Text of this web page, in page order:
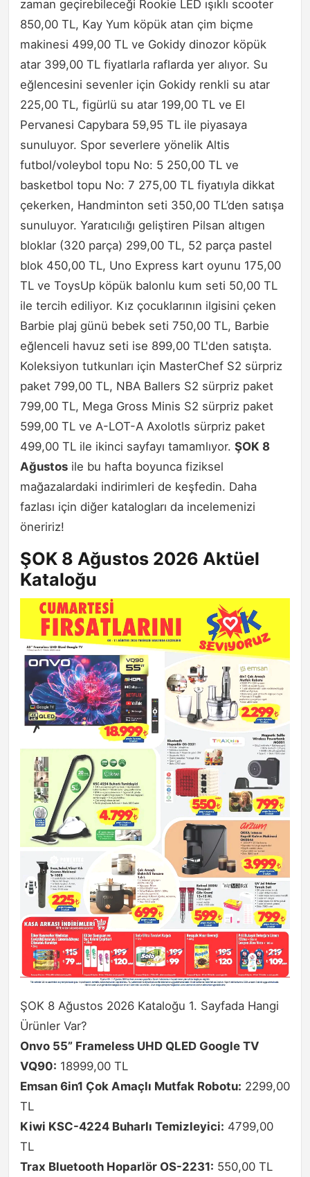
zaman geçirebileceği Rookie LED ışıklı scooter
850,00 TL, Kay Yum köpük atan çim biçme
makinesi 499,00 TL ve Gokidy dinozor köpük
atar 399,00 TL fiyatlarla raflarda yer alıyor. Su
eğlencesini sevenler için Gokidy renkli su atar
225,00 TL, figürlü su atar 199,00 TL ve El
Pervanesi Capybara 59,95 TL ile piyasaya
sunuluyor. Spor severlere yönelik Altis
futbol/voleybol topu No: 5 250,00 TL ve
basketbol topu No: 7 275,00 TL fiyatıyla dikkat
çekerken, Handminton seti 350,00 TL’den satışa
sunuluyor. Yaratıcılığı geliştiren Pilsan altıgen
bloklar (320 parça) 299,00 TL, 52 parça pastel
blok 450,00 TL, Uno Express kart oyunu 175,00
TL ve ToysUp köpük balonlu kum seti 50,00 TL
ile tercih ediliyor. Kız çocuklarının ilgisini çeken
Barbie plaj günü bebek seti 750,00 TL, Barbie
eğlenceli havuz seti ise 899,00 TL'den satışta.
Koleksiyon tutkunları için MasterChef S2 sürpriz
paket 799,00 TL, NBA Ballers S2 sürpriz paket
799,00 TL, Mega Gross Minis S2 sürpriz paket
599,00 TL ve A-LOT-A Axolotls sürpriz paket
499,00 TL ile ikinci sayfayı tamamlıyor. ŞOK 8
Ağustos ile bu hafta boyunca fiziksel
mağazalardaki indirimleri de keşfedin. Daha
fazlası için diğer katalogları da incelemenizi
öneririz!
ŞOK 8 Ağustos 2026 Aktüel
Kataloğu
ŞOK 8 Ağustos 2026 Kataloğu 1. Sayfada Hangi
Ürünler Var?
Onvo 55” Frameless UHD QLED Google TV
VQ90: 18999,00 TL
Emsan 6in1 Çok Amaçlı Mutfak Robotu: 2299,00
TL
Kiwi KSC-4224 Buharlı Temizleyici: 4799,00
TL
Trax Bluetooth Hoparlör OS-2231: 550,00 TL